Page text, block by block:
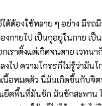
ใช้หลาย ๆ อย่าง มีรถมี
งกายไป เป็นกูอยู่ในกาย
าตั้งแต่เกิดจนตาย เวทน
งไป ความโกรธก็ไม่รู้ว่ามั
เนื้อหมดตัว นี่มันเกิดขึ้นกั
ยึดพื้นที่มันชัก มันชักสะพา